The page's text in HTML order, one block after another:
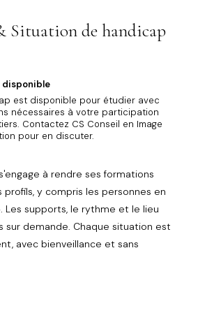
Situation de handicap
disponible
est disponible pour étudier avec
nécessaires à votre participation
Contactez CS Conseil en Image
pour en discuter.
à rendre ses formations
profils, y compris les personnes en
Les supports, le rythme et le lieu
demande. Chaque situation est
avec bienveillance et sans